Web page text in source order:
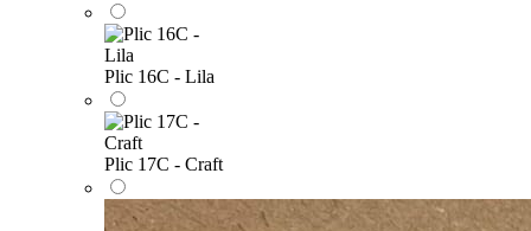
Plic 16C - Lila
Plic 17C - Craft